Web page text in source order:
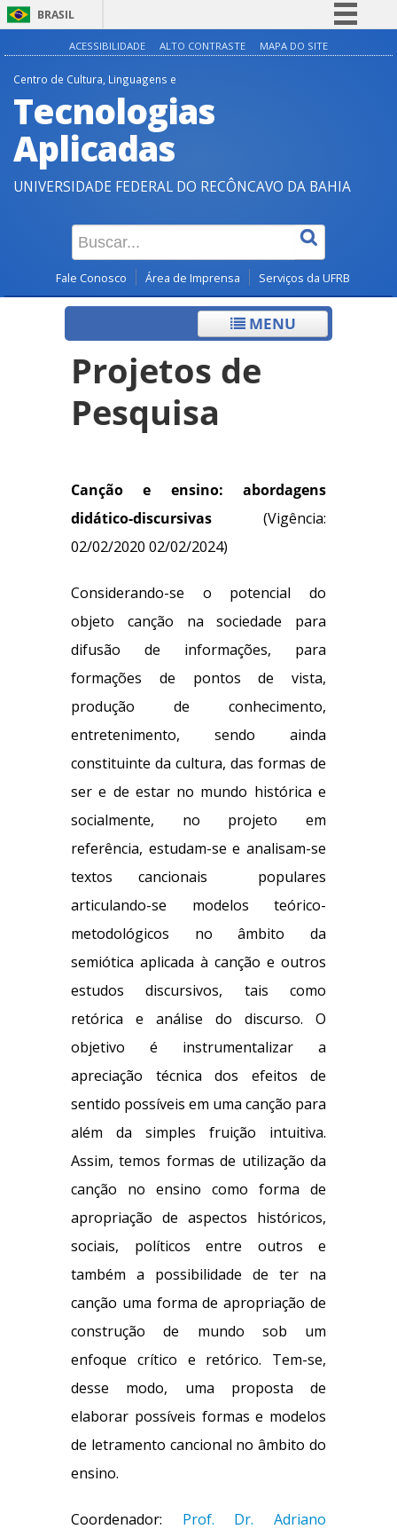
BRASIL
Simplifique!
Canais
ACESSIBILIDADE ALTO CONTRASTE MAPA DO SITE
Centro de Cultura, Linguagens e
Tecnologias
Aplicadas
UNIVERSIDADE FEDERAL DO RECÔNCAVO DA BAHIA
Fale Conosco Área de Imprensa Serviços da UFRB
MENU
Projetos de
Pesquisa
Canção e ensino: abordagens
didático-discursivas (Vigência:
02/02/2020 02/02/2024)
Considerando-se o potencial do
objeto canção na sociedade para
difusão de informações, para
formações de pontos de vista,
produção de conhecimento,
entretenimento, sendo ainda
constituinte da cultura, das formas de
ser e de estar no mundo histórica e
socialmente, no projeto em
referência, estudam-se e analisam-se
textos cancionais populares
articulando-se modelos teórico-
metodológicos no âmbito da
semiótica aplicada à canção e outros
estudos discursivos, tais como
retórica e análise do discurso. O
objetivo é instrumentalizar a
apreciação técnica dos efeitos de
sentido possíveis em uma canção para
além da simples fruição intuitiva.
Assim, temos formas de utilização da
canção no ensino como forma de
apropriação de aspectos históricos,
sociais, políticos entre outros e
também a possibilidade de ter na
canção uma forma de apropriação de
construção de mundo sob um
enfoque crítico e retórico. Tem-se,
desse modo, uma proposta de
elaborar possíveis formas e modelos
de letramento cancional no âmbito do
ensino.
Coordenador: Prof. Dr. Adriano